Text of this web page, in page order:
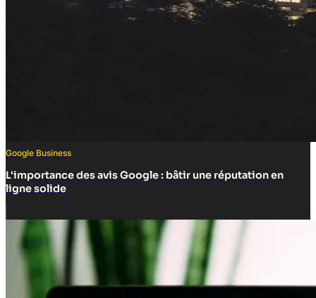
Google Business
L'importance des avis Google : bâtir une réputation en
ligne solide